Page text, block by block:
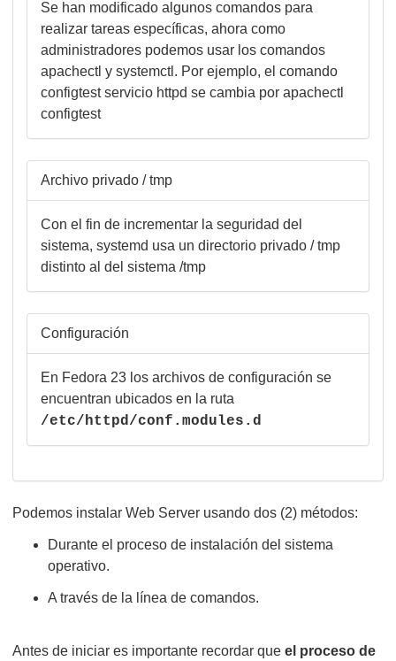
Se han modificado algunos comandos para
realizar tareas específicas, ahora como
administradores podemos usar los comandos
apachectl y systemctl. Por ejemplo, el comando
configtest servicio httpd se cambia por apachectl
configtest
Archivo privado / tmp
Con el fin de incrementar la seguridad del
sistema, systemd usa un directorio privado / tmp
distinto al del sistema /tmp
Configuración
En Fedora 23 los archivos de configuración se
encuentran ubicados en la ruta
/etc/httpd/conf.modules.d
Podemos instalar Web Server usando dos (2) métodos:
Durante el proceso de instalación del sistema
operativo.
A través de la línea de comandos.
Antes de iniciar es importante recordar que el proceso de